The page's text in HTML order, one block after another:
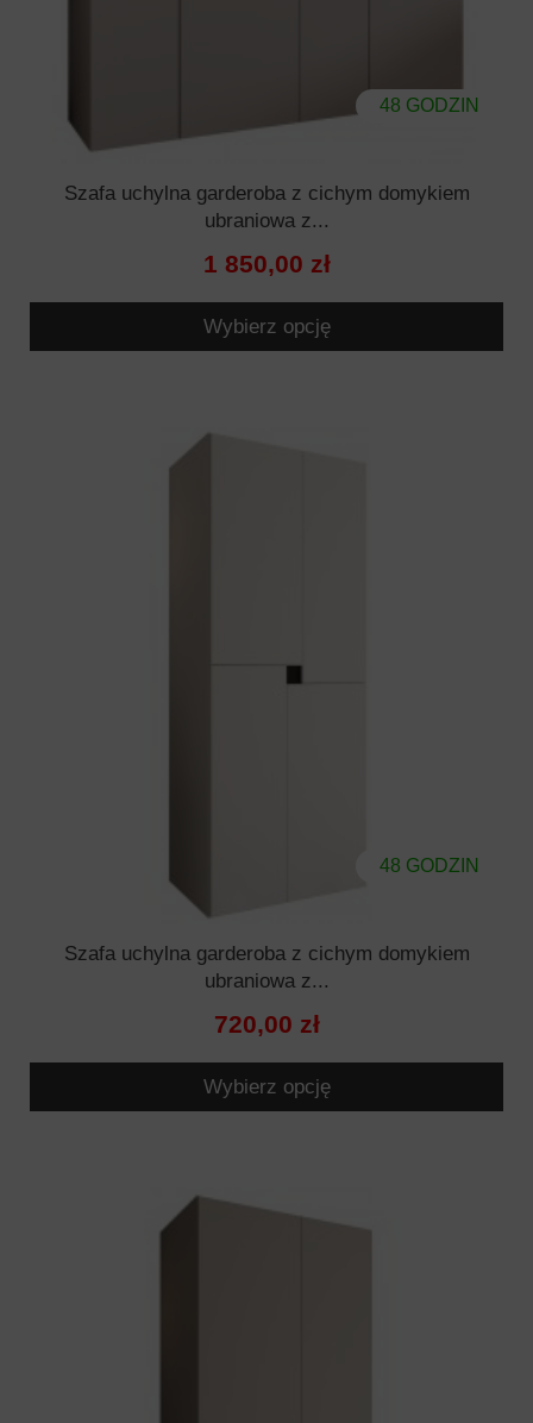
48 GODZIN
Szafa uchylna garderoba z cichym domykiem
ubraniowa z...
1 850,00 zł
Wybierz opcję
48 GODZIN
Szafa uchylna garderoba z cichym domykiem
ubraniowa z...
720,00 zł
Wybierz opcję